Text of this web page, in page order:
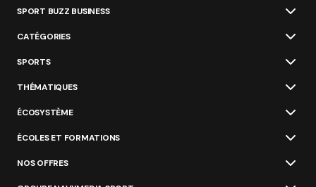
SPORT BUZZ BUSINESS
CATÉGORIES
SPORTS
THÉMATIQUES
ÉCOSYSTÈME
ÉCOLES ET FORMATIONS
NOS OFFRES